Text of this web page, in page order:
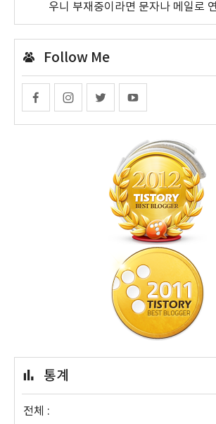
우니 부재중이라면 문자나 메일로
Follow Me
통계
전체 :